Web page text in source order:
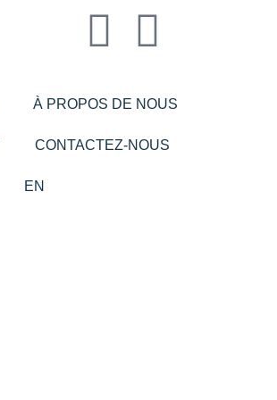
À PROPOS DE NOUS
CONTACTEZ-NOUS
EN